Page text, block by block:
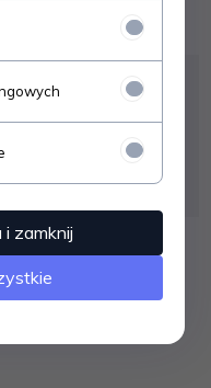
900
)
odpowiemy w
czasie
zamknij